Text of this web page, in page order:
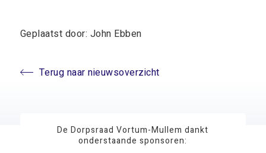
Geplaatst door: John Ebben
Terug naar nieuwsoverzicht
De Dorpsraad Vortum-Mullem dankt
onderstaande sponsoren: